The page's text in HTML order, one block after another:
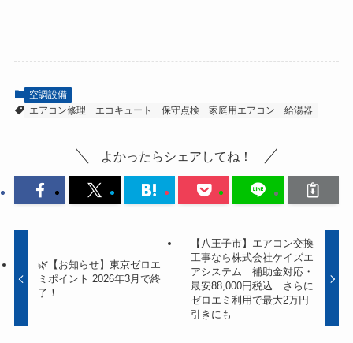
空調設備
エアコン修理
エコキュート 保守点検 家庭用エアコン 給湯器
よかったらシェアしてね！
🌿【お知らせ】東京ゼロエ
ミポイント 2026年3月で終
了！
【八王子市】エアコン交換
工事なら株式会社ケイズエ
アシステム｜補助金対応・
最安88,000円税込 さらに
ゼロエミ利用で最大2万円
引きにも